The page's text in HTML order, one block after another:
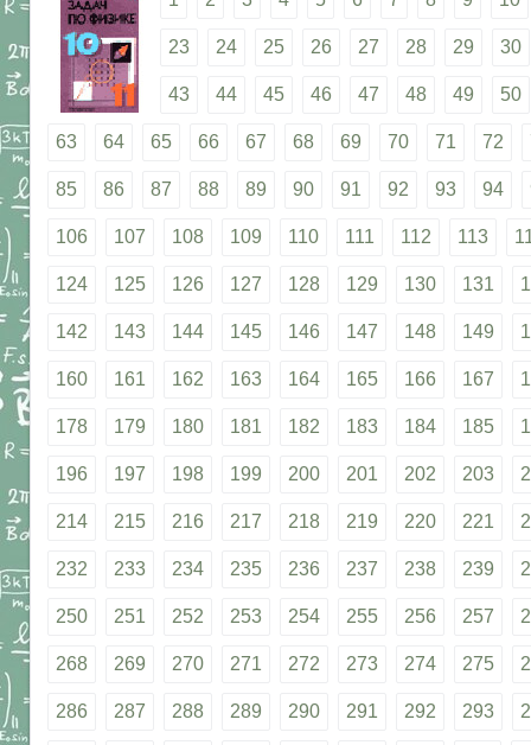
23 24 25 26 27 28 29 30
43 44 45 46 47 48 49 50
63 64 65 66 67 68 69 70 71 72
85 86 87 88 89 90 91 92 93 94
106 107 108 109 110 111 112 113
124 125 126 127 128 129 130 131
142 143 144 145 146 147 148 149
160 161 162 163 164 165 166 167
178 179 180 181 182 183 184 185
196 197 198 199 200 201 202 203
214 215 216 217 218 219 220 221
232 233 234 235 236 237 238 239
250 251 252 253 254 255 256 257
268 269 270 271 272 273 274 275
286 287 288 289 290 291 292 293